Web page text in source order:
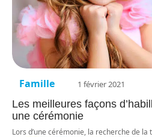
Famille 1 février 2021
Les meilleures façons
une cérémonie
Lors d’une cérémonie, la recherche de